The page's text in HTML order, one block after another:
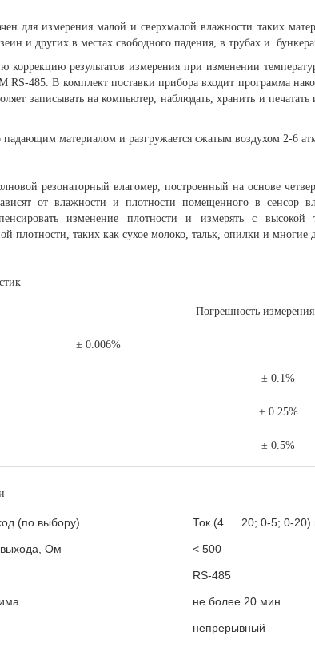
для измерения малой и сверхмалой влажности таких
и других в местах свободного падения, в трубах и
коррекцию результатов измерения при изменении
RS-485. В комплект поставки прибора входит программа
записывать на компьютер, наблюдать, хранить и
падающим материалом и разгружается сжатым воздухом 2-6
резонаторный влагомер, построенный на основе
от влажности и плотности помещенного в сенсор
изменение плотности и измерять с высокой
плотности, таких как сухое молоко, тальк, опилки и многие
Погрешность
± 0.006%
± 0.1%
± 0.25%
± 0.5%
(по выбору) Ток (4 … 20; 0-5; 0-20)
выхода, Ом < 500
RS-485
не более 20 мин
непрерывный